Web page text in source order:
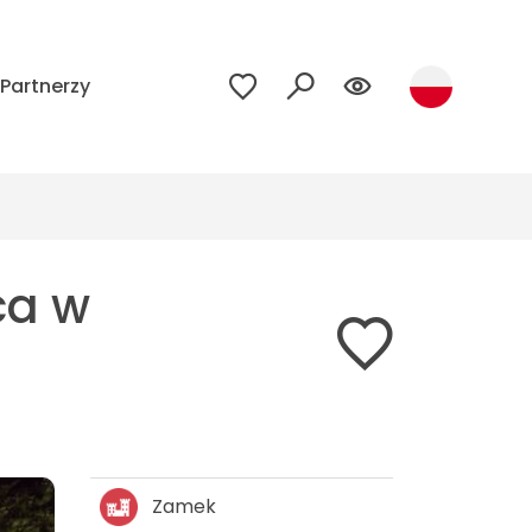
Partnerzy
w
Zamek